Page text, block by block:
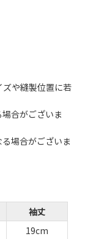
や縫製位置に若
合がございま
場合がございま
袖丈
19cm